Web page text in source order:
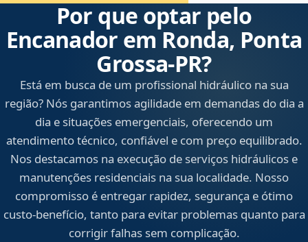
Por que optar pelo
Encanador em Ronda, Ponta
Grossa‑PR?
Está em busca de um profissional hidráulico na sua
região? Nós garantimos agilidade em demandas do dia a
dia e situações emergenciais, oferecendo um
atendimento técnico, confiável e com preço equilibrado.
Nos destacamos na execução de serviços hidráulicos e
manutenções residenciais na sua localidade. Nosso
compromisso é entregar rapidez, segurança e ótimo
custo-benefício, tanto para evitar problemas quanto para
corrigir falhas sem complicação.